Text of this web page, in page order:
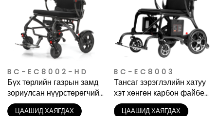
BC-EC8002-HD
Бүх төрлийн газрын замд
зориулсан нүүрстөрөгчийн
шилэн цахилгаан түлхүүр
ЦААШИД ХАЯГДАХ
BC-EC8003
Тансаг зэрэглэлийн хатуу
хэт хөнгөн карбон файбер
цахилгаан тэргэнцэр
ЦААШИД ХАЯГДАХ